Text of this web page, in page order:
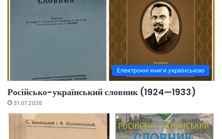
Електронні книги українською
Російсько-український словник (1924—1933)
31.07.2026